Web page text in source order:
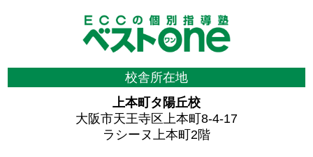
校舎所在地
上本町タ陽丘校
大阪市天王寺区上本町8-4-17
ラシーヌ上本町2階